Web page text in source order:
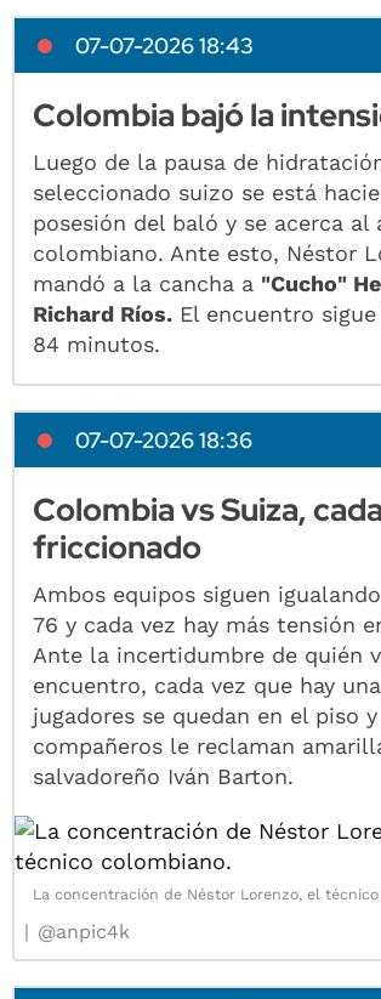
07-07-2026 18:43
Colombia bajó la
Luego de la pausa de
seleccionado suizo se está
posesión del baló y se acerca al
colombiano. Ante esto, Néstor
mandó a la cancha a "Cucho"
Richard Ríos. El encuentro
84 minutos.
07-07-2026 18:36
Colombia vs Suiza,
friccionado
Ambos equipos siguen
76 y cada vez hay más tensión
Ante la incertidumbre de quién
encuentro, cada vez que hay
jugadores se quedan en el piso
compañeros le reclaman
salvadoreño Iván Barton.
La concentración de Néstor Lorenzo, el
@anpic4k